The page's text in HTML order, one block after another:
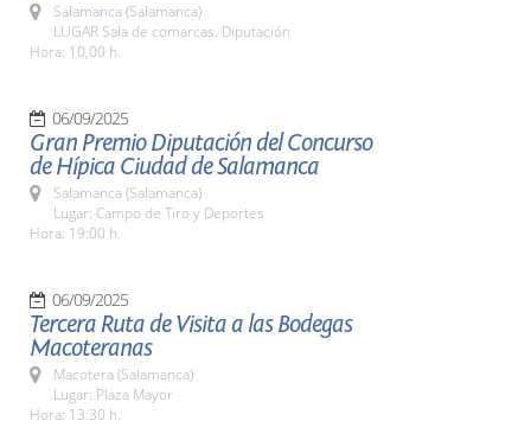
Salamanca (Salamanca)
LUGAR Sala de comarcas. Diputación
Hora: 10,00 h.
06/09/2025
Gran Premio Diputación del Concurso
de Hípica Ciudad de Salamanca
Salamanca (Salamanca)
Lugar: Campo de Tiro y Deportes
Hora: 19:00 h.
06/09/2025
Tercera Ruta de Visita a las Bodegas
Macoteranas
Macotera (Salamanca)
Lugar: Plaza Mayor
Hora: 13:30 h.